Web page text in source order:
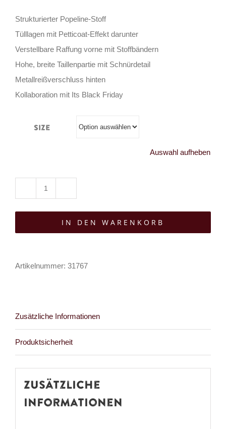
Strukturierter Popeline-Stoff
Tülllagen mit Petticoat-Effekt darunter
Verstellbare Raffung vorne mit Stoffbändern
Hohe, breite Taillenpartie mit Schnürdetail
Metallreißverschluss hinten
Kollaboration mit Its Black Friday
Size
Auswahl aufheben
Rock
Aramintas
IN DEN WARENKORB
Artikelnummer: 31767
Zusätzliche Informationen
Produktsicherheit
Zusätzliche
Informationen